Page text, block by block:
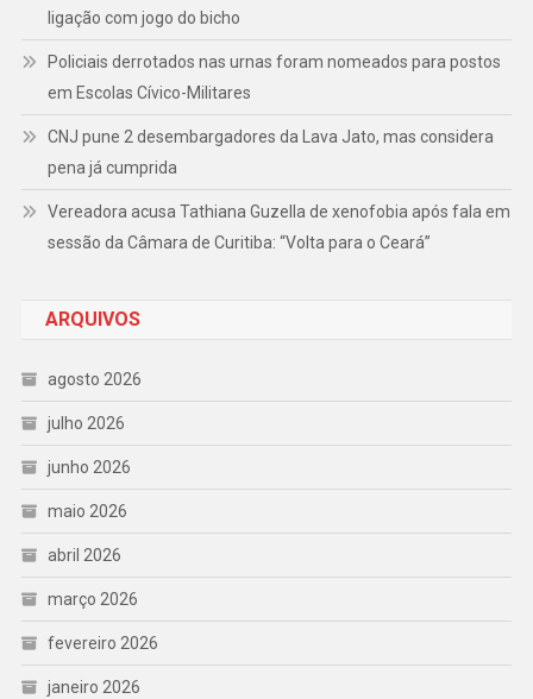
ligação com jogo do bicho
Policiais derrotados nas urnas foram nomeados para postos
em Escolas Cívico-Militares
CNJ pune 2 desembargadores da Lava Jato, mas considera
pena já cumprida
Vereadora acusa Tathiana Guzella de xenofobia após fala em
sessão da Câmara de Curitiba: “Volta para o Ceará”
ARQUIVOS
agosto 2026
julho 2026
junho 2026
maio 2026
abril 2026
março 2026
fevereiro 2026
janeiro 2026